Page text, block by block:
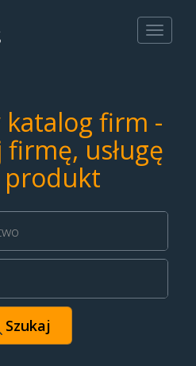
Toggle
firm -
usługę
produkt